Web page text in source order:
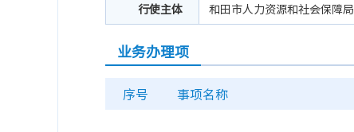
行使主体
和田市人力资源和社会保障局
业务办理项
序号 事项名称